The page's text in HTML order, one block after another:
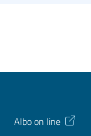
Albo on line